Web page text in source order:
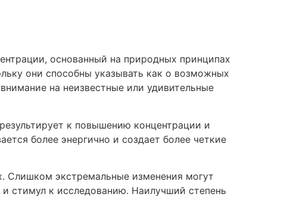
основанный на природных принципах
они способны указывать как о возможных
на неизвестные или удивительные
к повышению концентрации и
более энергично и создает более четкие
Слишком экстремальные изменения могут
стимул к исследованию. Наилучший степень